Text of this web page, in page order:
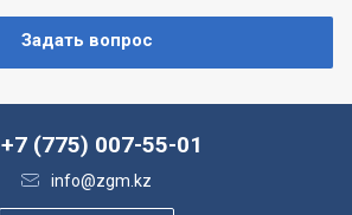
+7 (775) 007-55-01
info@zgm.kz